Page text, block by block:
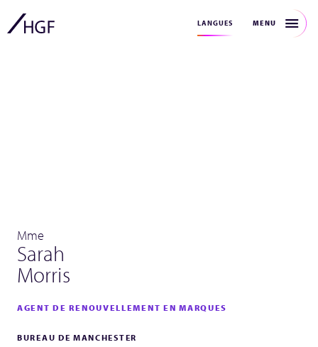
LANGUES MENU
Mme
Sarah
Morris
AGENT DE RENOUVELLEMENT EN MARQUES
BUREAU DE MANCHESTER